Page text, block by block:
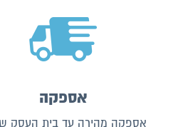
אספקה
אספקה מהירה עד בית העסק